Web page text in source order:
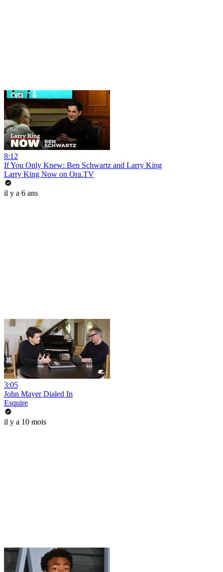
8:12
If You Only Knew: Ben Schwartz and Larry King
Larry King Now on Ora.TV
il y a 6 ans
3:05
John Mayer Dialed In
Esquire
il y a 10 mois